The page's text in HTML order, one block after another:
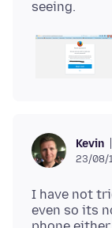
Kevin
23/08/
I have not
even so its